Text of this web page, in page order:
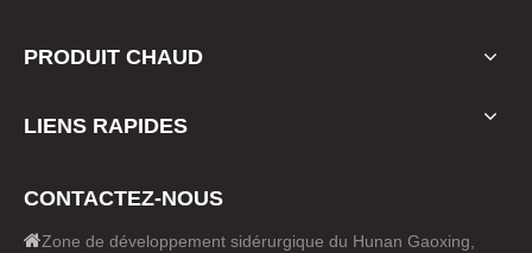
PRODUIT CHAUD
LIENS RAPIDES
CONTACTEZ-NOUS
Zone de développement sidérurgique du Hunan Gaoxing,